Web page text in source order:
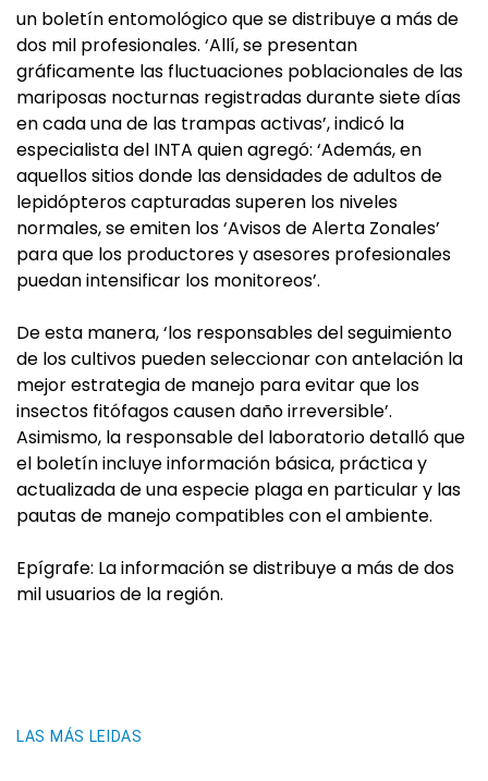
un boletín entomológico que se distribuye a más de
dos mil profesionales. ‘Allí, se presentan
gráficamente las fluctuaciones poblacionales de las
mariposas nocturnas registradas durante siete días
en cada una de las trampas activas’, indicó la
especialista del INTA quien agregó: ‘Además, en
aquellos sitios donde las densidades de adultos de
lepidópteros capturadas superen los niveles
normales, se emiten los ‘Avisos de Alerta Zonales’
para que los productores y asesores profesionales
puedan intensificar los monitoreos’.
De esta manera, ‘los responsables del seguimiento
de los cultivos pueden seleccionar con antelación la
mejor estrategia de manejo para evitar que los
insectos fitófagos causen daño irreversible’.
Asimismo, la responsable del laboratorio detalló que
el boletín incluye información básica, práctica y
actualizada de una especie plaga en particular y las
pautas de manejo compatibles con el ambiente.
Epígrafe: La información se distribuye a más de dos
mil usuarios de la región.
LAS MÁS LEIDAS